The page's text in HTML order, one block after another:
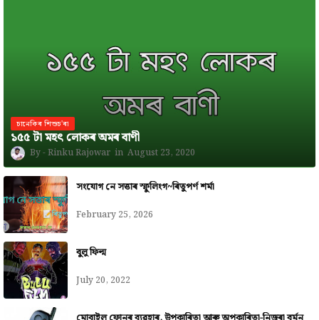
চানেকিৰ শিশুচ'ৰা
১৫৫ টা মহৎ লোকৰ অমৰ বাণী
Rinku Rajowar August 23, 2020
সংযোগ নে সত্তাৰ স্ফুলিংগ~ৰিতুপৰ্ণ শৰ্মা
February 25, 2026
বুলু ফিল্ম
July 20, 2022